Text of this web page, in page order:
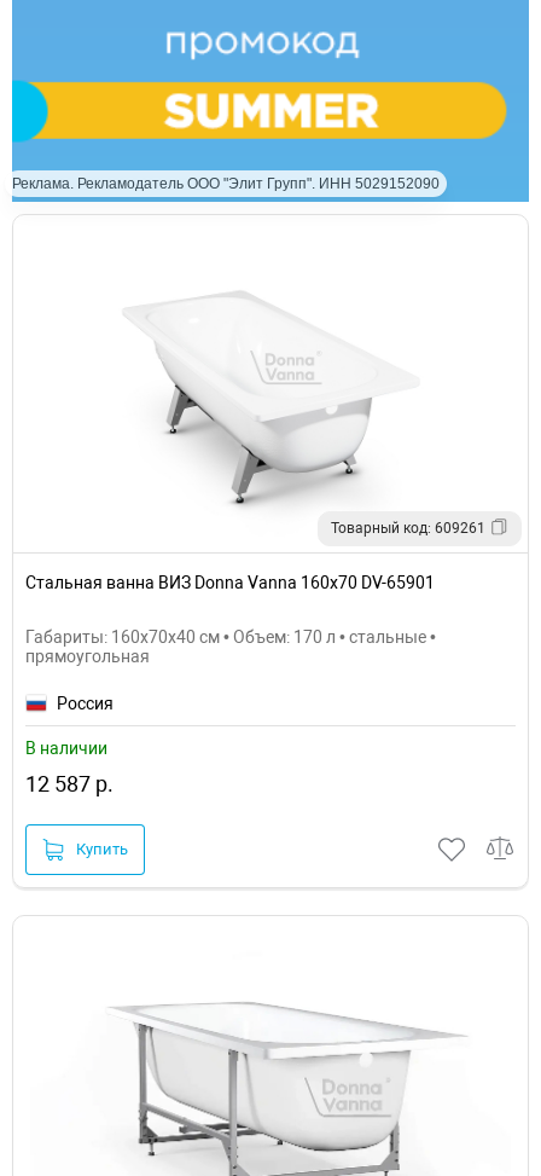
Реклама. Рекламодатель ООО "Элит Групп". ИНН 5029152090
Товарный код: 609261
Стальная ванна ВИЗ Donna Vanna 160x70 DV-65901
Габариты: 160x70x40 см • Объем: 170 л • стальные •
прямоугольная
Россия
В наличии
12 587 р.
Купить